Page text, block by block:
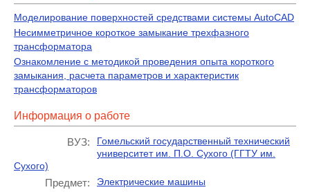
Моделирование поверхностей средствами системы AutoCAD
Несимметричное короткое замыкание трехфазного
трансформатора
Ознакомление с методикой проведения опыта короткого
замыкания, расчета параметров и характеристик
трансформаторов
Информация о работе
ВУЗ:
Гомельский государственный технический
университет им. П.О. Сухого (ГГТУ им.
Сухого)
Предмет: Электрические машины